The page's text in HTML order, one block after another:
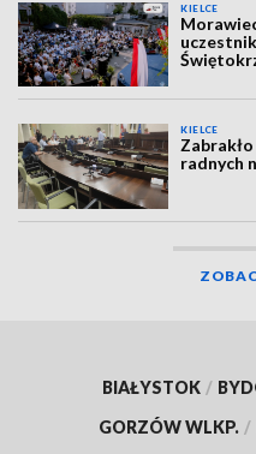
KIELCE
KIELCE
radnych
BIAŁYSTOK /
GORZÓW WLKP. /